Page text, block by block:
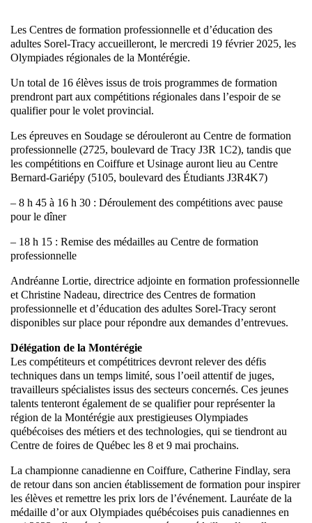
Les Centres de formation professionnelle et d’éducation des
adultes Sorel-Tracy accueilleront, le mercredi 19 février 2025, les
Olympiades régionales de la Montérégie.
Un total de 16 élèves issus de trois programmes de formation
prendront part aux compétitions régionales dans l’espoir de se
qualifier pour le volet provincial.
Les épreuves en Soudage se dérouleront au Centre de formation
professionnelle (2725, boulevard de Tracy J3R 1C2), tandis que
les compétitions en Coiffure et Usinage auront lieu au Centre
Bernard-Gariépy (5105, boulevard des Étudiants J3R4K7)
– 8 h 45 à 16 h 30 : Déroulement des compétitions avec pause
pour le dîner
– 18 h 15 : Remise des médailles au Centre de formation
professionnelle
Andréanne Lortie, directrice adjointe en formation professionnelle
et Christine Nadeau, directrice des Centres de formation
professionnelle et d’éducation des adultes Sorel-Tracy seront
disponibles sur place pour répondre aux demandes d’entrevues.
Délégation de la Montérégie
Les compétiteurs et compétitrices devront relever des défis
techniques dans un temps limité, sous l’oeil attentif de juges,
travailleurs spécialistes issus des secteurs concernés. Ces jeunes
talents tenteront également de se qualifier pour représenter la
région de la Montérégie aux prestigieuses Olympiades
québécoises des métiers et des technologies, qui se tiendront au
Centre de foires de Québec les 8 et 9 mai prochains.
La championne canadienne en Coiffure, Catherine Findlay, sera
de retour dans son ancien établissement de formation pour inspirer
les élèves et remettre les prix lors de l’événement. Lauréate de la
médaille d’or aux Olympiades québécoises puis canadiennes en